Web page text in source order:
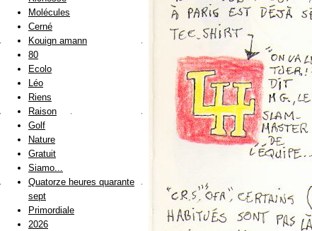
Molécules
Cerné
Kouign amann
80
Ecolo
Léo
Riens
Raison
Golf
Nature
Gratuit
Siamo...
Quatorze heures quarante
sept
Primordiale
2026